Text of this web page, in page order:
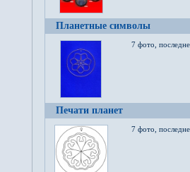
Планетные символы
7 фото,
Печати планет
7 фото,